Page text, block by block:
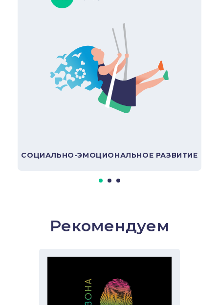
Анализ информации
Нейтральность оценок
В подборку
СОЦИАЛЬНО-ЭМОЦИОНАЛЬНОЕ РАЗВИТИЕ
Рекомендуем